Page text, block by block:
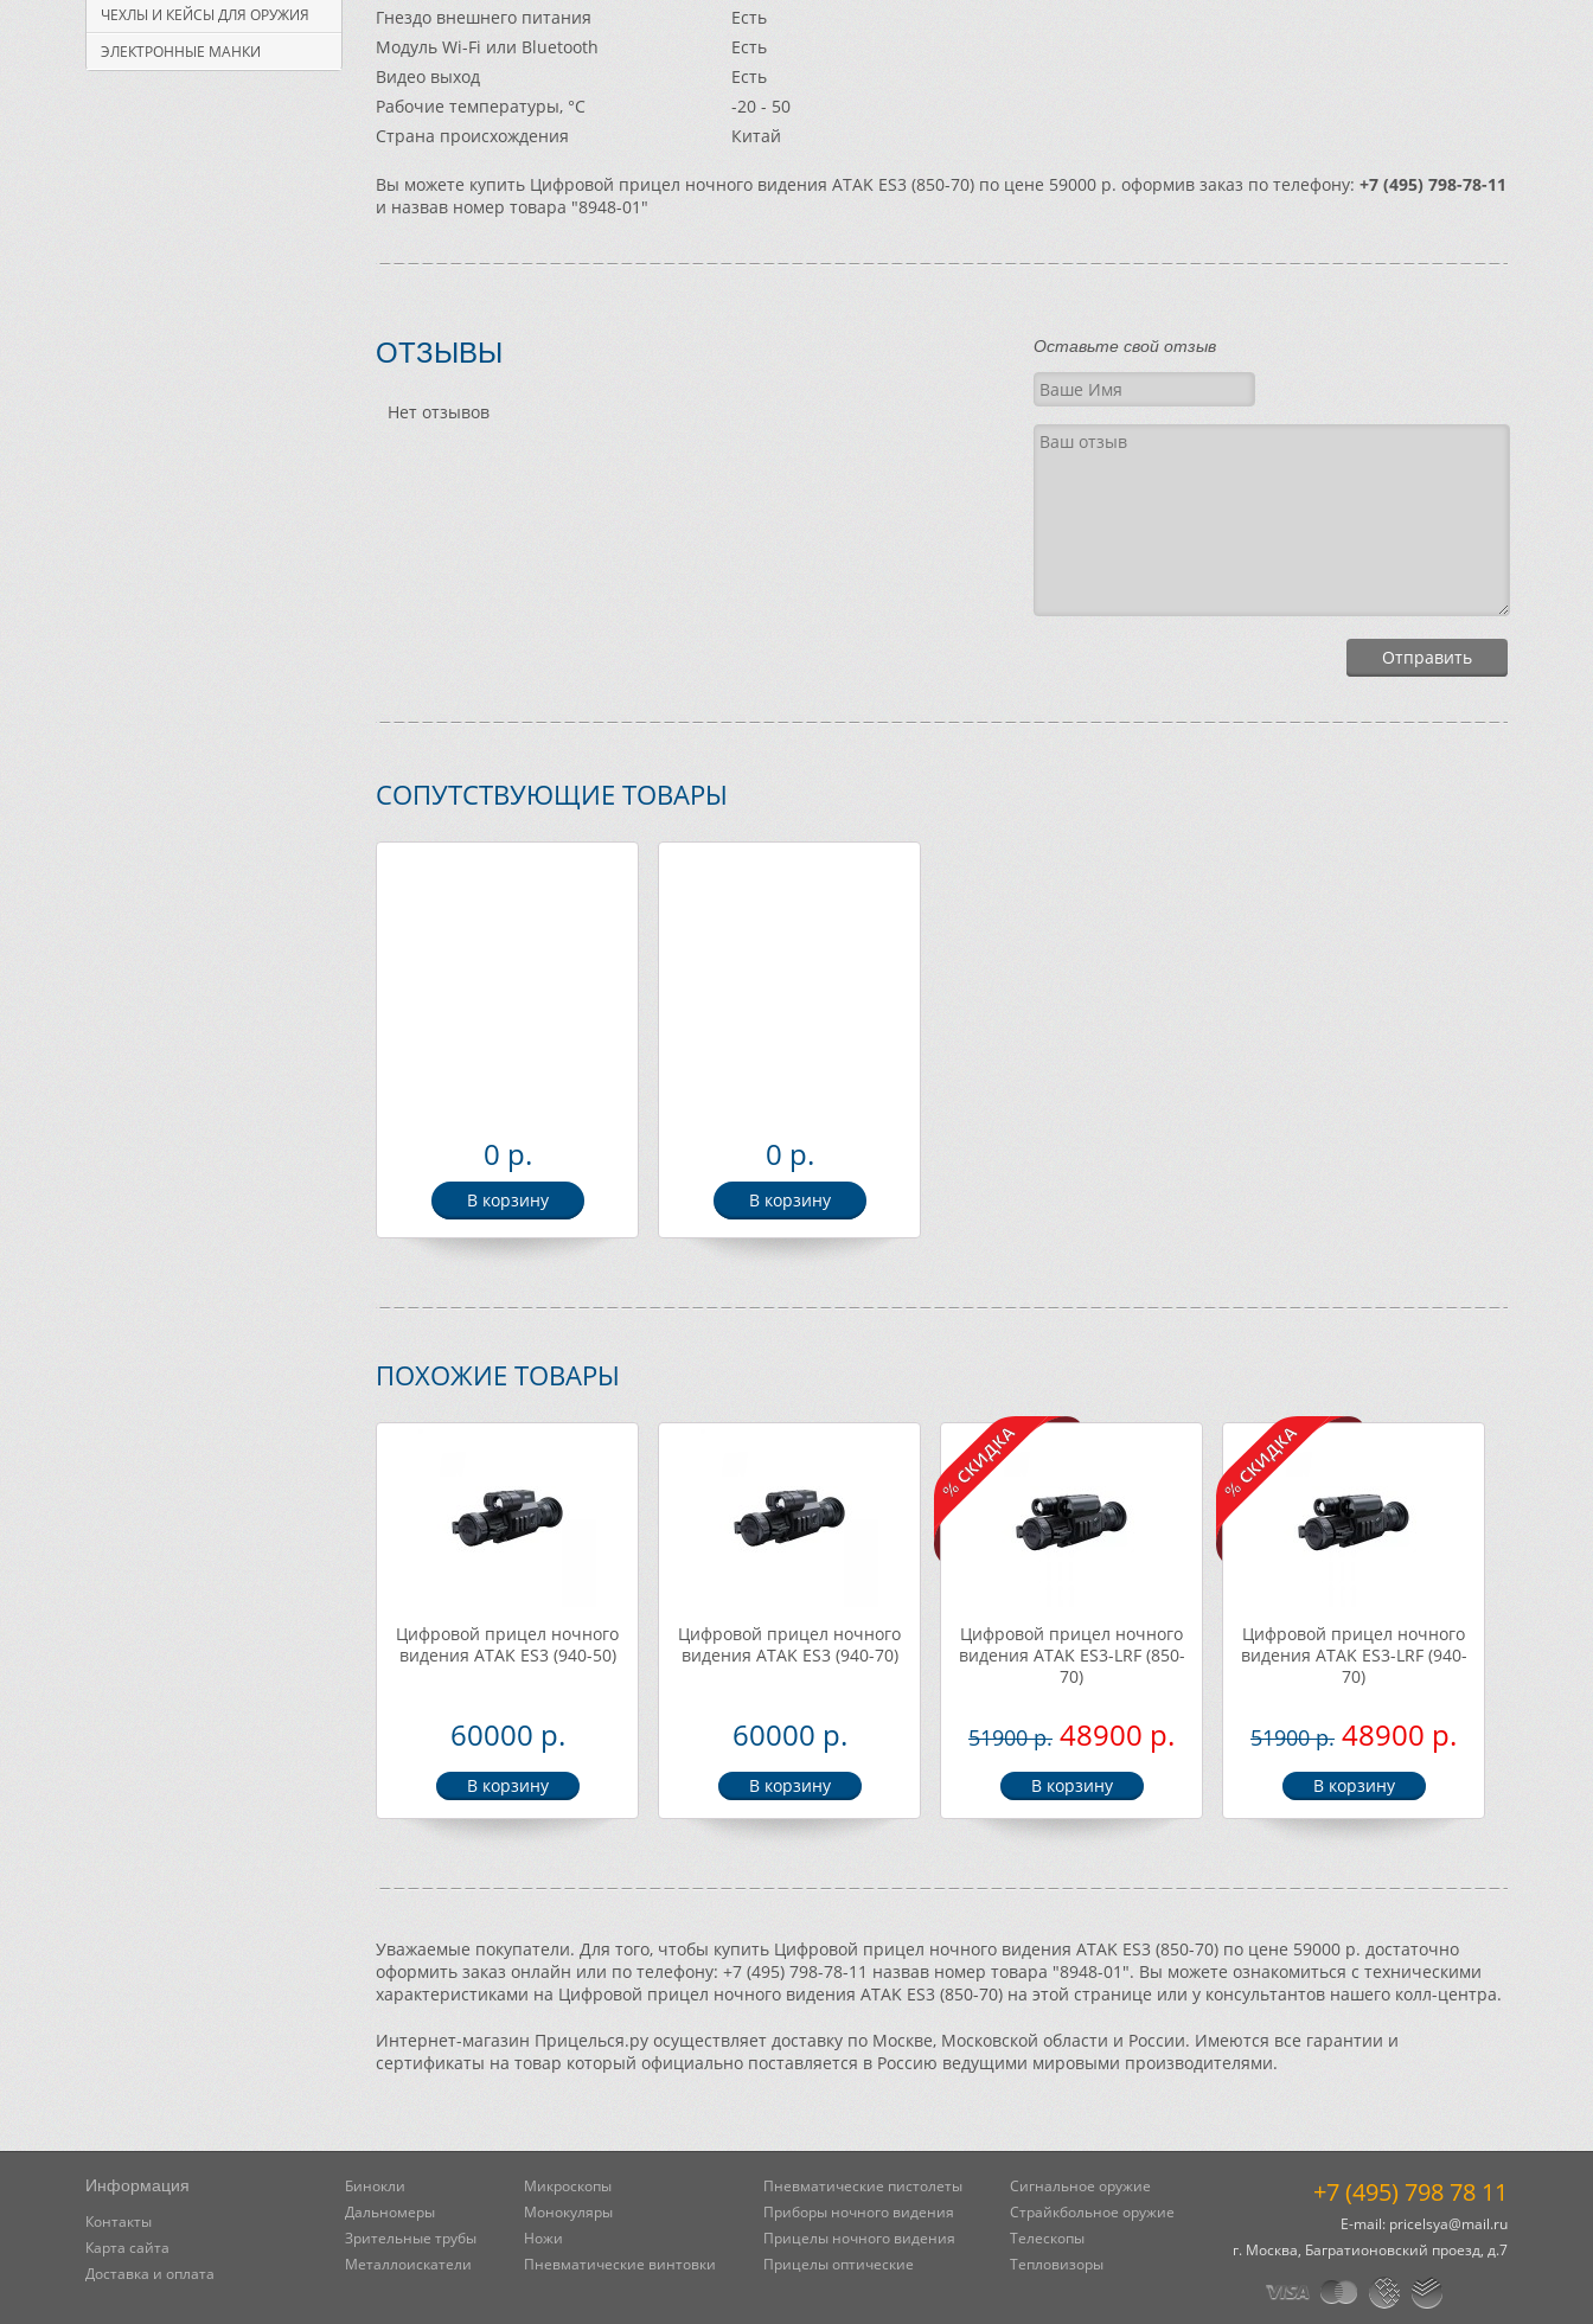
ЧЕХЛЫ И КЕЙСЫ ДЛЯ ОРУЖИЯ
ЭЛЕКТРОННЫЕ МАНКИ
Гнездо внешнего питания
Есть
Модуль Wi-Fi или Bluetooth
Есть
Видео выход
Есть
Рабочие температуры, °С
-20 - 50
Страна происхождения
Китай
Вы можете купить Цифровой прицел ночного видения ATAK ES3 (850-70) по цене 59000 р. оформив заказ по телефону: +7 (495) 798-78-11
и назвав номер товара "8948-01"
ОТЗЫВЫ
Нет отзывов
Оставьте свой отзыв
Отправить
СОПУТСТВУЮЩИЕ ТОВАРЫ
0 р.
В корзину
0 р.
В корзину
ПОХОЖИЕ ТОВАРЫ
Цифровой прицел ночного
видения ATAK ES3 (940-50)
60000 р.
Цифровой прицел ночного
видения ATAK ES3 (940-70)
60000 р.
Цифровой прицел ночного
видения ATAK ES3-LRF (850-
70)
51900 р. 48900 р.
Цифровой прицел ночного
видения ATAK ES3-LRF (940-
70)
51900 р. 48900 р.
Уважаемые покупатели. Для того, чтобы купить Цифровой прицел ночного видения ATAK ES3 (850-70) по цене 59000 р. достаточно
оформить заказ онлайн или по телефону: +7 (495) 798-78-11 назвав номер товара "8948-01". Вы можете ознакомиться с техническими
характеристиками на Цифровой прицел ночного видения ATAK ES3 (850-70) на этой странице или у консультантов нашего колл-центра.
Интернет-магазин Прицелься.ру осуществляет доставку по Москве, Московской области и России. Имеются все гарантии и
сертификаты на товар который официально поставляется в Россию ведущими мировыми производителями.
Информация
Контакты
Карта сайта
Доставка и оплата
Бинокли
Дальномеры
Зрительные трубы
Металлоискатели
Микроскопы
Монокуляры
Ножи
Пневматические винтовки
Пневматические пистолеты
Приборы ночного видения
Прицелы ночного видения
Прицелы оптические
Сигнальное оружие
Страйкбольное оружие
Телескопы
Тепловизоры
+7 (495) 798 78 11
E-mail: pricelsya@mail.ru
г. Москва, Багратионовский проезд, д.7